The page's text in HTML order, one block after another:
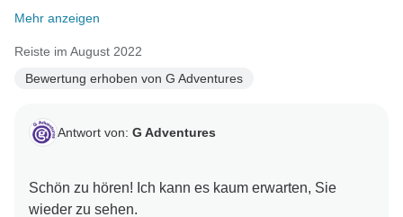
Mehr anzeigen
Reiste im August 2022
Bewertung erhoben von G Adventures
Antwort von: G Adventures
Schön zu hören! Ich kann es kaum erwarten, Sie